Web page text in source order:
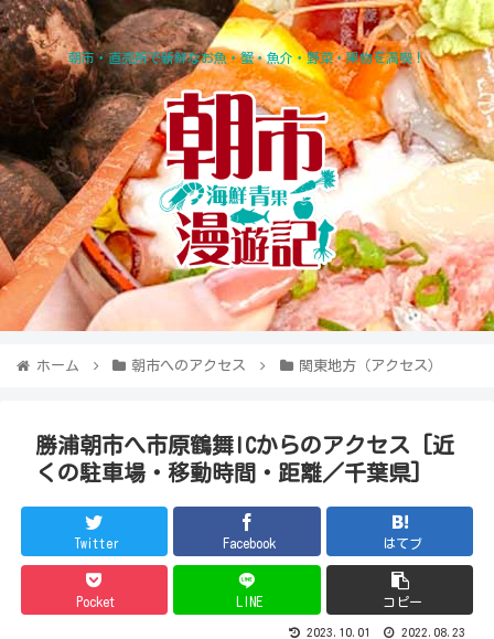
朝市・直売所で新鮮なお魚・蟹・魚介・野菜・果物を満喫！
ホーム 朝市へのアクセス 関東地方（アクセス）
勝浦朝市へ市原鶴舞ICからのアクセス [近
くの駐車場・移動時間・距離／千葉県]
Twitter Facebook はてブ
Pocket LINE コピー
2023.10.01 2022.08.23